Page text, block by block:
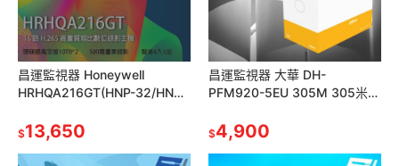
昌運監視器 Honeywell
HRHQA216GT(HNP-32/HND-
$13,650
昌運監視器 大華 DH-
PFM920-5EU 305M 305米
$4,900